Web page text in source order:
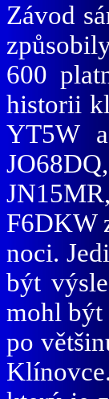
Závod
600
historii
YT5W
F6DKW
noci.
být
mohl být
po